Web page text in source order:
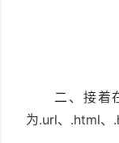
二、接着在
为.url、.html、